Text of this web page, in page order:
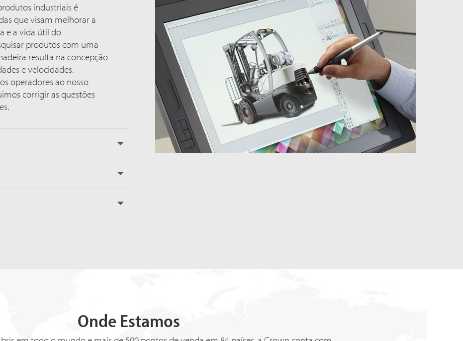
industriais é
que visam melhorar a
e a vida útil do
produtos com uma
resulta na concepção
e velocidades.
operadores ao nosso
corrigir as questões
Onde Estamos